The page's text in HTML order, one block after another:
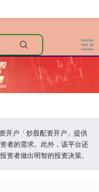
开户「炒股配资开户」提供
者的需求。此外，该平台还
资者做出明智的投资决策。